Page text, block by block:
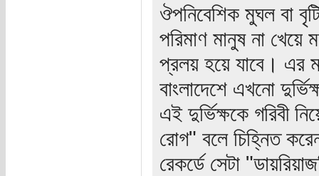
ঔপনিবেশিক মুঘল বা
পরিমাণ মানুষ না
প্রলয় হয়ে যাবে। এর
বাংলাদেশে এখনো
এই দুর্ভিক্ষকে গরিবী
রোগ" বলে চিহ্নিত
রেকর্ডে সেটা